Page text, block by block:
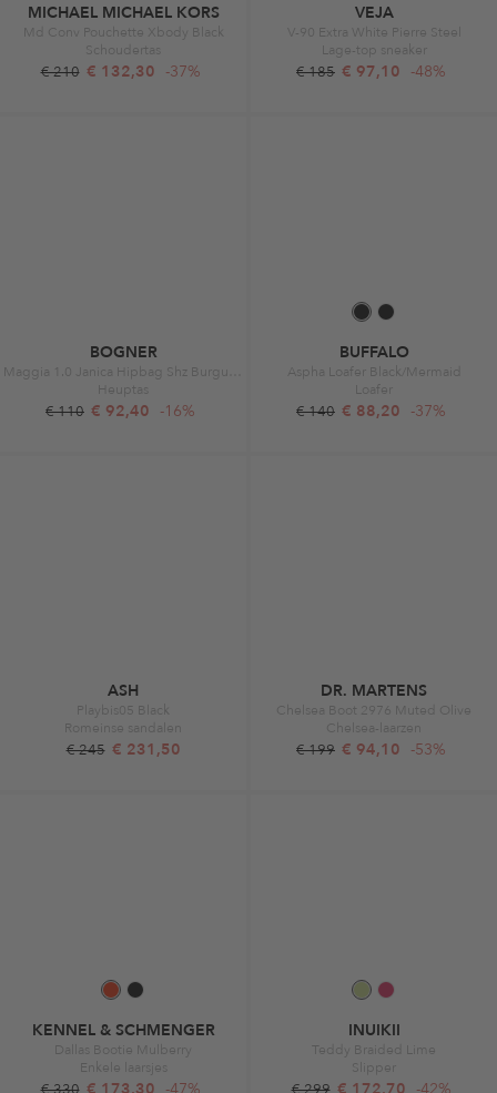
MICHAEL MICHAEL KORS
Md Conv Pouchette Xbody Black
Schoudertas
€ 210 € 132,30 -37%
VEJA
V-90 Extra White Pierre Steel
Lage-top sneaker
€ 185 € 97,10 -48%
BOGNER
Heuptas
€ 110 € 92,40 -16%
BUFFALO
Aspha Loafer Black/Mermaid
Loafer
€ 140 € 88,20 -37%
ASH
Playbis05 Black
Romeinse sandalen
€ 245 € 231,50
DR. MARTENS
Chelsea Boot 2976 Muted Olive
Chelsea-laarzen
€ 199 € 94,10 -53%
KENNEL & SCHMENGER
Dallas Bootie Mulberry
Enkele laarsjes
€ 173,30 -47%
INUIKII
Teddy Braided Lime
Slipper
€ 172,70 -42%